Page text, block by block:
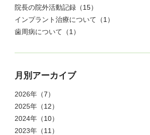
院長の院外活動記録 （15）
インプラント治療について （1）
歯周病について （1）
月別アーカイブ
2026年 （7）
2025年 （12）
2024年 （10）
2023年 （11）